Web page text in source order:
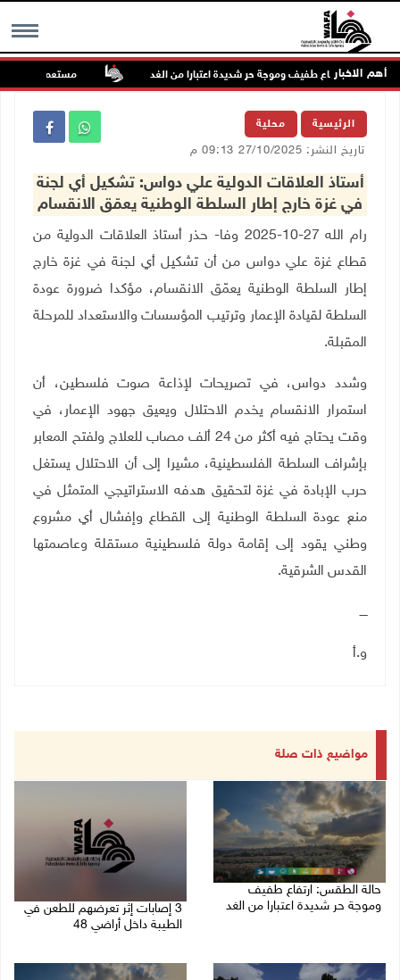
MENU أهم الاخبار
الطقس: ارتفاع طفيف وموجة حر شديدة اعتبارا من الغد مستعمرون
الرئيسية محلية
تاريخ النشر: 27/10/2025 09:13 م
أستاذ العلاقات الدولية علي دواس: تشكيل أي لجنة
في غزة خارج إطار السلطة الوطنية يعمّق الانقسام
رام الله 27-10-2025 وفا- حذر أستاذ العلاقات الدولية من
قطاع غزة علي دواس من أن تشكيل أي لجنة في غزة خارج
إطار السلطة الوطنية يعمّق الانقسام، مؤكدا ضرورة عودة
السلطة لقيادة الإعمار وترتيب المؤسسات والاستعداد للمرحلة
المقبلة.
وشدد دواس، في تصريحات لإذاعة صوت فلسطين، أن
استمرار الانقسام يخدم الاحتلال ويعيق جهود الإعمار، في
وقت يحتاج فيه أكثر من 24 ألف مصاب للعلاج ولفتح المعابر
بإشراف السلطة الفلسطينية، مشيرا إلى أن الاحتلال يستغل
حرب الإبادة في غزة لتحقيق هدفه الاستراتيجي المتمثل في
منع عودة السلطة الوطنية إلى القطاع وإفشال أي مشروع
وطني يقود إلى إقامة دولة فلسطينية مستقلة وعاصمتها
القدس الشرقية.
ــــ
و.أ
مواضيع ذات صلة
حالة الطقس: ارتفاع طفيف
وموجة حر شديدة اعتبارا من الغد
3 إصابات إثر تعرضهم للطعن في
الطيبة داخل أراضي 48